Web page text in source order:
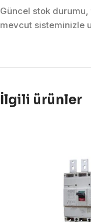
Güncel stok
mevcut sisteminizle
İlgili ürünler